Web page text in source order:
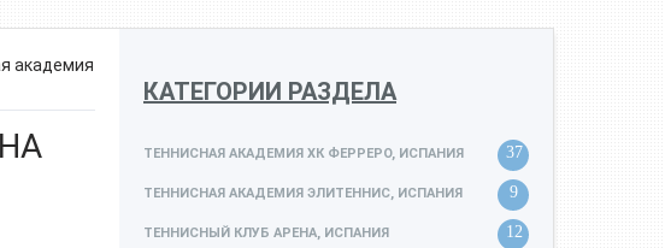
академия
КАТЕГОРИИ РАЗДЕЛА
ТЕННИСНАЯ АКАДЕМИЯ ХК ФЕРРЕРО, ИСПАНИЯ 37
ТЕННИСНАЯ АКАДЕМИЯ ЭЛИТЕННИС, ИСПАНИЯ 9
ТЕННИСНЫЙ КЛУБ АРЕНА, ИСПАНИЯ 12